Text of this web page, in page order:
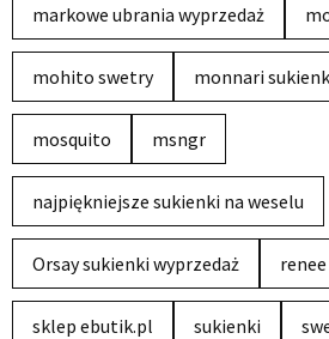
markowe ubrania wyprzedaż
mohito swetry monnari
mosquito msngr
najpiękniejsze sukienki na weselu
Orsay sukienki wyprzedaż renee
sklep ebutik.pl sukienki